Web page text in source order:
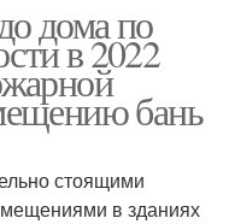
дома по
в 2022
бань
стоящими
в зданиях